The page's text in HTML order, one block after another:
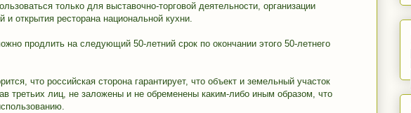
только для выставочно-торговой деятельности, организации
и открытия ресторана национальной кухни.
продлить на следующий 50-летний срок по окончании этого 50-летнего
что российская сторона гарантирует, что объект и земельный участок
третьих лиц, не заложены и не обременены каким-либо иным образом, что